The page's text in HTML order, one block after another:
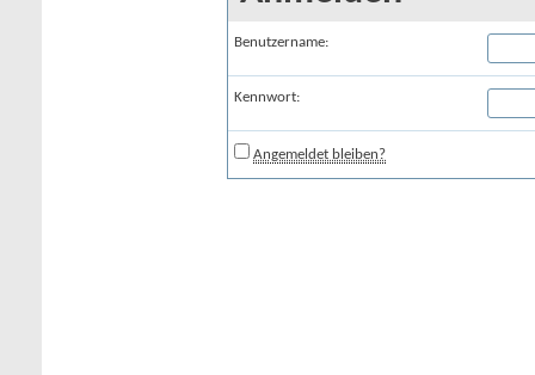
Benutzername:
Kennwort:
Angemeldet bleiben?